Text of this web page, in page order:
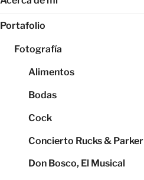
Portafolio
Fotografía
Alimentos
Bodas
Cock
Concierto Rucks & Parker
Don Bosco, El Musical